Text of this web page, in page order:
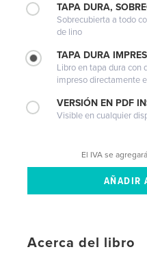
TAPA DURA,
Sobrecubierta a todo
de lino
TAPA DURA
Libro en tapa dura con
impreso directamente
VERSIÓN EN PDF
Visible en cualquier
El IVA se
Acerca del libro